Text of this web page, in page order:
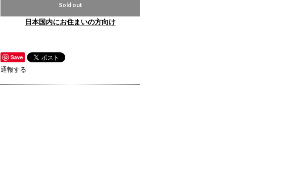
Sold out
日本国内にお住まいの方向け
Save
通報する